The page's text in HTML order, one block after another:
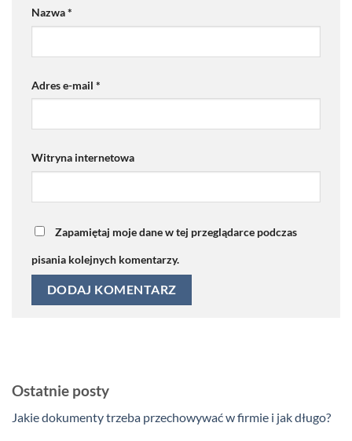
Nazwa*
Adres e-mail *
Witryna internetowa
Zapamiętaj moje dane w tej przeglądarce podczas
pisania kolejnych komentarzy.
Ostatnie posty
Jakie dokumenty trzeba przechowywać w firmie i jak długo?